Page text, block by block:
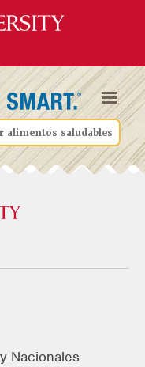
alimentos saludables
Nacionales